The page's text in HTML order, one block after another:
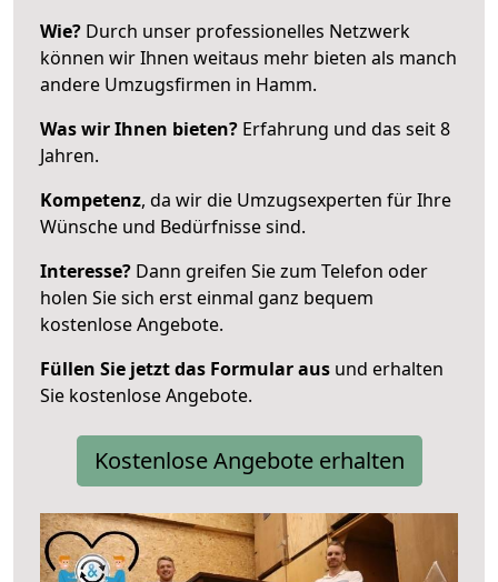
Wie? Durch unser professionelles Netzwerk
können wir Ihnen weitaus mehr bieten als manch
andere Umzugsfirmen in Hamm.
Was wir Ihnen bieten? Erfahrung und das seit 8
Jahren.
Kompetenz, da wir die Umzugsexperten für Ihre
Wünsche und Bedürfnisse sind.
Interesse? Dann greifen Sie zum Telefon oder
holen Sie sich erst einmal ganz bequem
kostenlose Angebote.
Füllen Sie jetzt das Formular aus und erhalten
Sie kostenlose Angebote.
Kostenlose Angebote erhalten